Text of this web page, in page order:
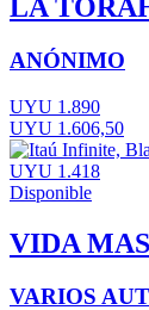
LA
ANÓNIMO
UYU 1.890
UYU 1.606,50
UYU 1.418
Disponible
VIDA
VARIOS